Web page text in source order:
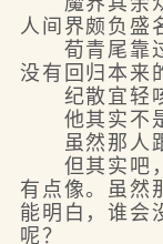
人间界颇负盛
荀青尾靠过
没有回归本来
纪散宜轻咳
他其实不是
虽然那人跟
但其实吧，
有点像。虽然
能明白，谁会
呢？